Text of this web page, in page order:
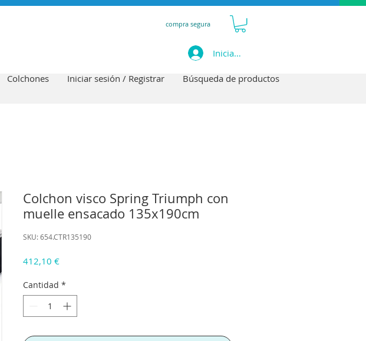
compra segura
Iniciar sesión
Colchones Iniciar sesión / Registrar Búsqueda de productos
Colchon visco Spring Triumph con
muelle ensacado 135x190cm
SKU: 654.CTR135190
412,10 €Precio
Cantidad *